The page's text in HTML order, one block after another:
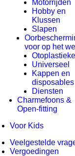
Motorrijden
Hobby en
Klussen
Slapen
voor op het
Universeel
Kappen en
disposables
Diensten
Charmefoons &
Open-fitting
Voor Kids
Veelgestelde
Vergoedingen